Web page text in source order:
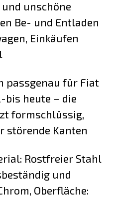
und unschöne
Be- und Entladen
Einkäufen
passgenau für Fiat
bis heute – die
formschlüssig,
störende Kanten
Rostfreier Stahl
und
Oberfläche: